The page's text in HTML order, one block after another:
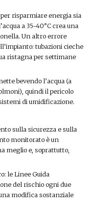
risparmiare energia sia
a 35-40°C crea una
Un altro errore
tubazioni cieche
ristagna per settimane
bevendo l’acqua (a
quindi il pericolo
di umidificazione.
sulla sicurezza e sulla
monitorato è un
meglio e, soprattutto,
le Linee Guida
del rischio ogni due
modifica sostanziale